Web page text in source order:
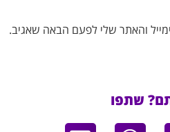
והאתר שלי לפעם הבאה שאגיב.
שתפו